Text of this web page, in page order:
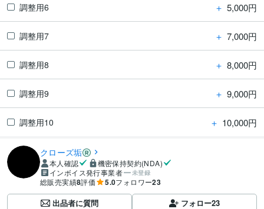
調整用6 ＋ 5,000円
調整用7 ＋ 7,000円
調整用8 ＋ 8,000円
調整用9 ＋ 9,000円
調整用10 ＋ 10,000円
クローズ垢
本人確認
機密保持契約(NDA)
インボイス発行事業者
未登録
総販売実績8評価 5.0フォロワー23
出品者に質問 フォロー23